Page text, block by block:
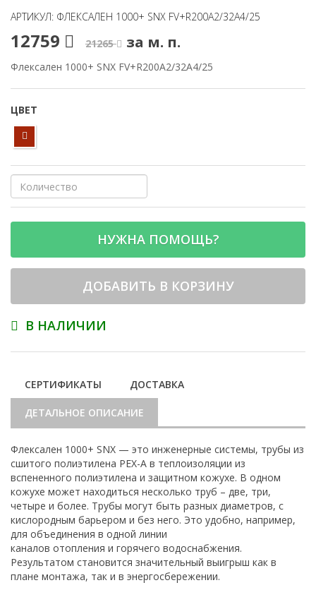
АРТИКУЛ: ФЛЕКСАЛЕН 1000+ SNX FV+R200A2/32A4/25
12759 21265 за м. п.
Флексален 1000+ SNX FV+R200A2/32A4/25
ЦВЕТ
НУЖНА ПОМОЩЬ?
ДОБАВИТЬ В КОРЗИНУ
В НАЛИЧИИ
СЕРТИФИКАТЫ ДОСТАВКА
ДЕТАЛЬНОЕ ОПИСАНИЕ
Флексален 1000+ SNX — это инженерные системы, трубы из
сшитого полиэтилена PEX-A в теплоизоляции из
вспененного полиэтилена и защитном кожухе. В одном
кожухе может находиться несколько труб – две, три,
четыре и более. Трубы могут быть разных диаметров, с
кислородным барьером и без него. Это удобно, например,
для объединения в одной линии
каналов отопления и горячего водоснабжения.
Результатом становится значительный выигрыш как в
плане монтажа, так и в энергосбережении.